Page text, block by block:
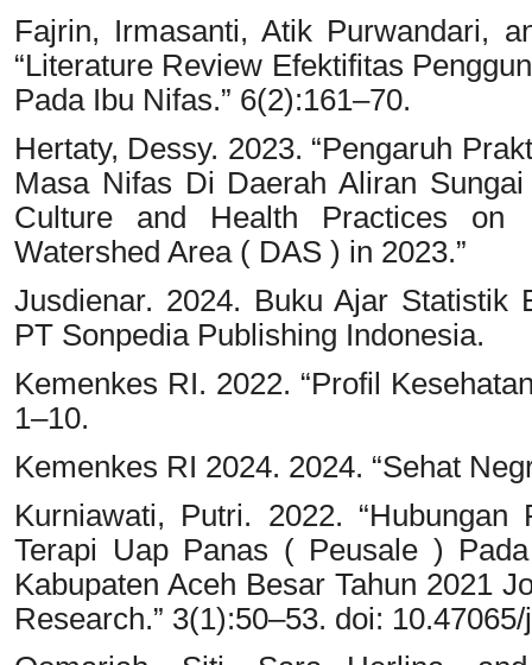
Fajrin, Irmasanti, Atik Purwandari,
“Literature Review Efektifitas
Pada Ibu Nifas.” 6(2):161–70.
Hertaty, Dessy. 2023. “Pengaruh
Masa Nifas Di Daerah Aliran
Culture and Health Practices
Watershed Area ( DAS ) in 2023.”
Jusdienar. 2024. Buku Ajar
PT Sonpedia Publishing Indonesia.
Kemenkes RI. 2022. “Profil
1–10.
Kemenkes RI 2024. 2024. “Sehat
Kurniawati, Putri. 2022.
Terapi Uap Panas ( Peusale )
Kabupaten Aceh Besar Tahun 2021
Research.” 3(1):50–53. doi: